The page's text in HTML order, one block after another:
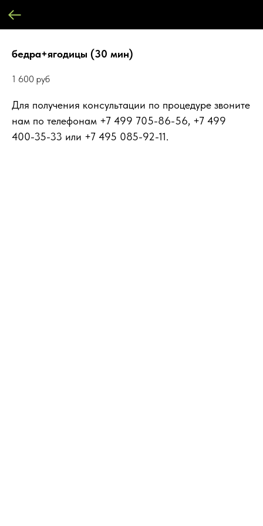
бедра+ягодицы (30 мин)
1 600 руб
Для получения консультации по процедуре звоните
нам по телефонам +7 499 705-86-56, +7 499
400-35-33 или +7 495 085-92-11.